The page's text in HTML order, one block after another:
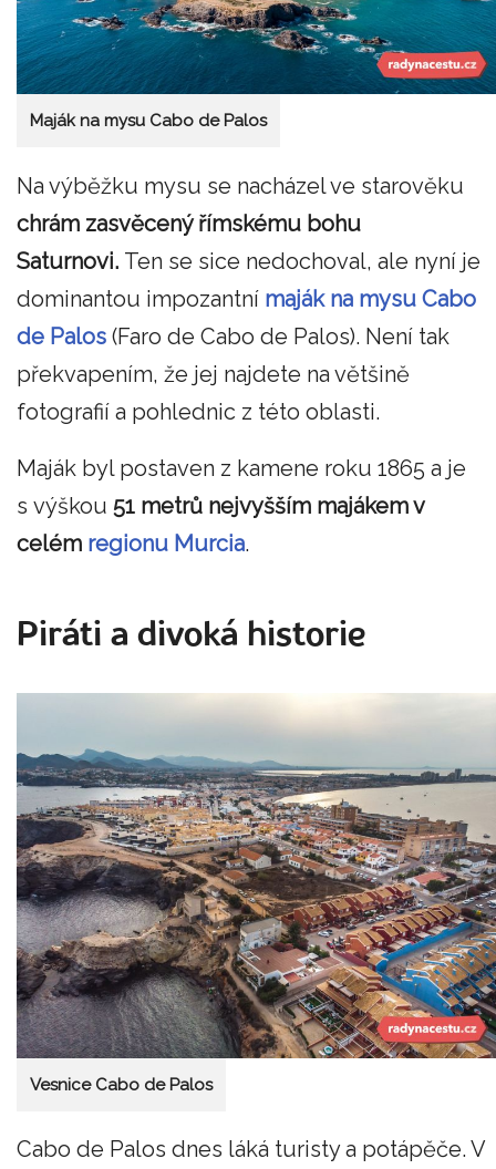
Maják na mysu Cabo de Palos
Na výběžku mysu se nacházel ve starověku
chrám zasvěcený římskému bohu
Saturnovi. Ten se sice nedochoval, ale nyní je
dominantou impozantní maják na mysu Cabo
de Palos (Faro de Cabo de Palos). Není tak
překvapením, že jej najdete na většině
fotografií a pohlednic z této oblasti.
Maják byl postaven z kamene roku 1865 a je
s výškou 51 metrů nejvyšším majákem v
celém regionu Murcia.
Piráti a divoká historie
Vesnice Cabo de Palos
Cabo de Palos dnes láká turisty a potápěče. V